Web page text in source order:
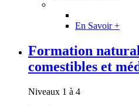
En Savoir +
Formation
comestibles et
Niveaux 1 à 4